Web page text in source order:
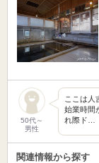
50代～
男性
ここは人
始業時間
れ際ド…
関連情報から探す